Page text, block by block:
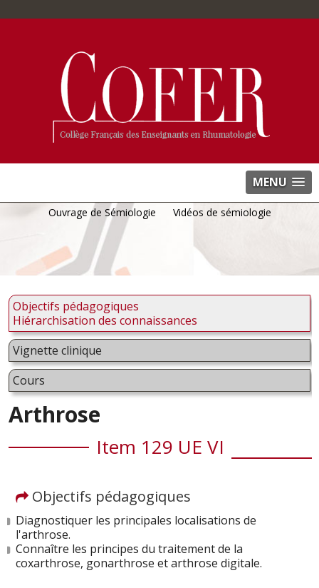
MENU
Ouvrage de Sémiologie Vidéos de sémiologie
Objectifs pédagogiques
Hiérarchisation des connaissances
Vignette clinique
Cours
Arthrose
Item 129 UE VI
Objectifs pédagogiques
Diagnostiquer les principales localisations de
l'arthrose.
Connaître les principes du traitement de la
coxarthrose, gonarthrose et arthrose digitale.